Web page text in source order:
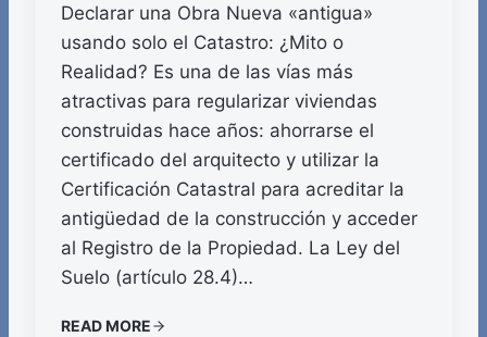
Declarar una Obra Nueva «antigua»
usando solo el Catastro: ¿Mito o
Realidad? Es una de las vías más
atractivas para regularizar viviendas
construidas hace años: ahorrarse el
certificado del arquitecto y utilizar la
Certificación Catastral para acreditar la
antigüedad de la construcción y acceder
al Registro de la Propiedad. La Ley del
Suelo (artículo 28.4)…
READ MORE